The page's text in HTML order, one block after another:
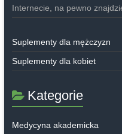
Internecie, na pewno
Suplementy dla mężczyzn
Suplementy dla kobiet
Kategorie
Medycyna akademicka